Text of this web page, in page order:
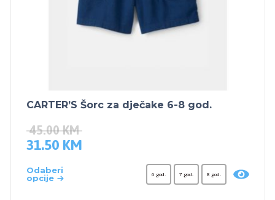
CARTER’S Šorc za dječake 6-8 god.
45.00KM
31.50 KM
Odaberi
opcije
6 god. 7 god. 8 god.